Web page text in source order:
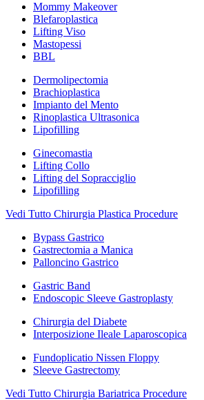
Mommy Makeover
Blefaroplastica
Lifting Viso
Mastopessi
BBL
Dermolipectomia
Brachioplastica
Impianto del Mento
Rinoplastica Ultrasonica
Lipofilling
Ginecomastia
Lifting Collo
Lifting del Sopracciglio
Lipofilling
Vedi Tutto Chirurgia Plastica Procedure
Bypass Gastrico
Gastrectomia a Manica
Palloncino Gastrico
Gastric Band
Endoscopic Sleeve Gastroplasty
Chirurgia del Diabete
Interposizione Ileale Laparoscopica
Fundoplicatio Nissen Floppy
Sleeve Gastrectomy
Vedi Tutto Chirurgia Bariatrica Procedure